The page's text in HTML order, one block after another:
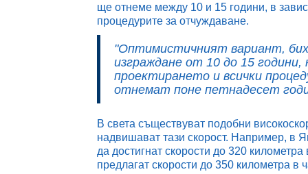
ще отнеме между 10 и 15 години, в
процедурите за отчуждаване.
"Оптимистичният вариант, бих
изграждане от 10 до 15
проектирането и всички
отнемат поне петнадесет
В света съществуват подобни
надвишават тази скорост. Например, в
да достигнат скорости до 320
предлагат скорости до 350 километра